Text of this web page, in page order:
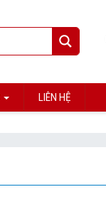
LIÊN HỆ